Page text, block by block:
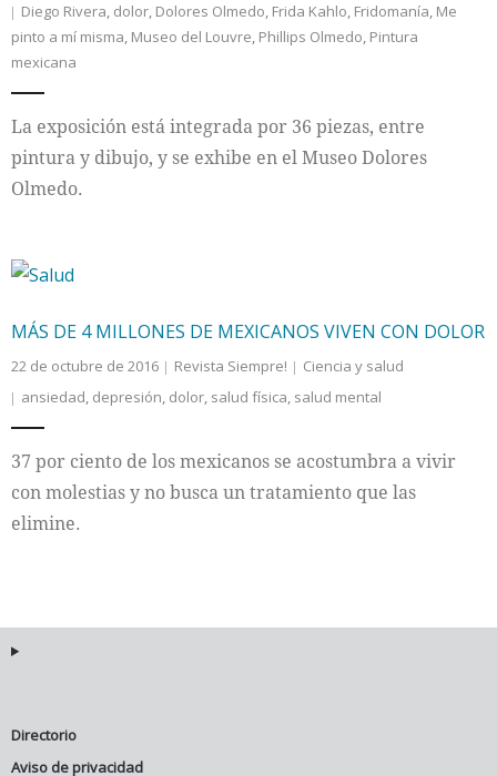
Diego Rivera, dolor, Dolores Olmedo, Frida Kahlo, Fridomanía, Me
pinto a mí misma, Museo del Louvre, Phillips Olmedo, Pintura
mexicana
La exposición está integrada por 36 piezas, entre
pintura y dibujo, y se exhibe en el Museo Dolores
Olmedo.
MÁS DE 4 MILLONES DE MEXICANOS VIVEN CON DOLOR
22 de octubre de 2016 Revista Siempre!
Ciencia y salud
ansiedad, depresión, dolor, salud física, salud mental
37 por ciento de los mexicanos se acostumbra a vivir
con molestias y no busca un tratamiento que las
elimine.
Directorio
Aviso de privacidad